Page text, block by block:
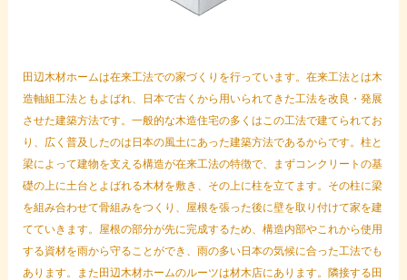
田辺木材ホームは在来工法での家づくりを行っています。在来工法とは木
造軸組工法ともよばれ、日本で古くから用いられてきた工法を改良・発展
させた建築方法です。一般的な木造住宅の多くはこの工法で建てられてお
り、広く普及したのは日本の風土にあった建築方法であるからです。柱と
梁によって建物を支える構造が在来工法の特徴で、まずコンクリートの基
礎の上に土台とよばれる木材を敷き、その上に柱を立てます。その柱に梁
を組み合わせて骨組みをつくり、屋根を張った後に壁を取り付けて家を建
てていきます。屋根の部分が先に完成するため、構造内部やこれから使用
する資材を雨から守ることができ、雨の多い日本の気候に合った工法でも
あります。また田辺木材ホームのルーツは材木店にあります。隣接する田